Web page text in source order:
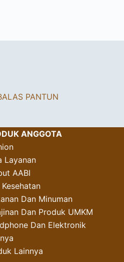
PANTUN
ANGGOTA
Layanan
AABI
Dan Minuman
Dan Produk UMKM
Dan Elektronik
Lainnya